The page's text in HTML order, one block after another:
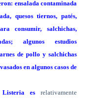
ensalada contaminada
quesos tiernos, patés,
consumir, salchichas,
algunos estudios
de pollo y salchichas
en algunos casos de
es relativamente